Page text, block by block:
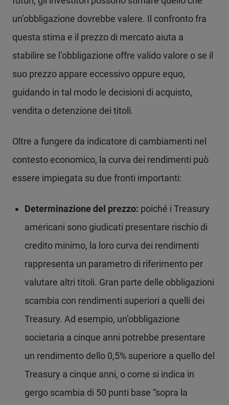
un’obbligazione dovrebbe valere. Il confronto fra
questa stima e il prezzo di mercato aiuta a
stabilire se l’obbligazione offre valido valore o se il
suo prezzo appare eccessivo oppure equo,
guidando in tal modo le decisioni di acquisto,
vendita o detenzione dei titoli.
Oltre a fungere da indicatore di cambiamenti nel
contesto economico, la curva dei rendimenti può
essere impiegata su due fronti importanti:
Determinazione del prezzo: poiché i Treasury
americani sono giudicati presentare rischio di
credito minimo, la loro curva dei rendimenti
rappresenta un parametro di riferimento per
valutare altri titoli. Gran parte delle obbligazioni
scambia con rendimenti superiori a quelli dei
Treasury. Ad esempio, un’obbligazione
societaria a cinque anni potrebbe presentare
un rendimento dello 0,5% superiore a quello del
Treasury a cinque anni, o come si indica in
gergo scambia di 50 punti base “sopra la